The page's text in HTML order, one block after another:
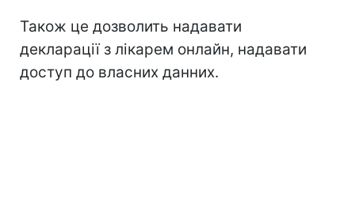
Також це дозволить надавати
декларації з лікарем онлайн, надавати
доступ до власних данних.